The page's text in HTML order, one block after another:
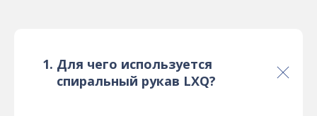
Для чего используется
спиральный рукав LXQ?